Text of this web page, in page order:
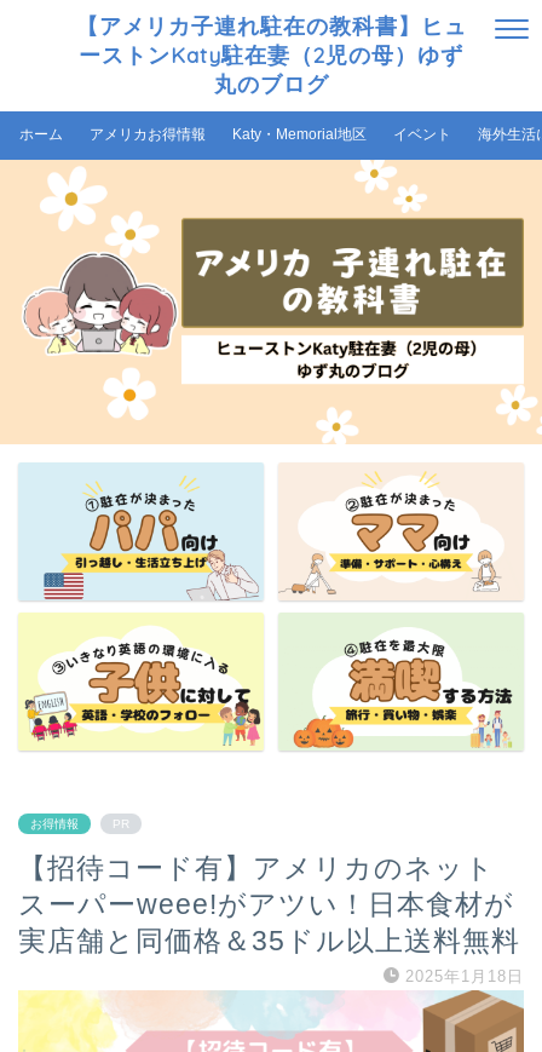
【アメリカ子連れ駐在の教科書】ヒュ
ーストンKaty駐在妻（2児の母）ゆず
丸のブログ
ホーム アメリカお得情報 Katy・Memorial地区 イベント 海外生活
お得情報 PR
【招待コード有】アメリカのネット
スーパーweee!がアツい！日本食材が
実店舗と同価格＆35ドル以上送料無料
2025年1月18日